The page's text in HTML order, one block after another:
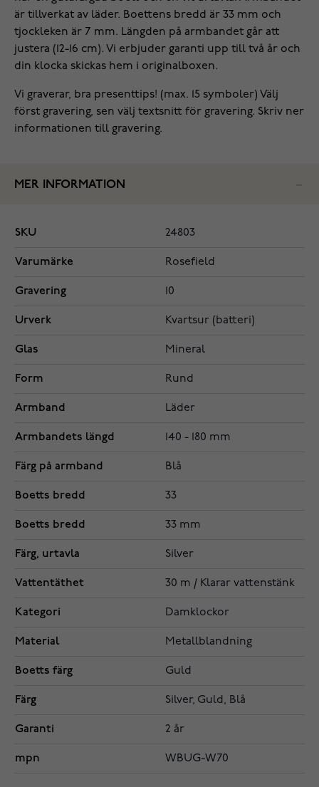
är tillverkat av läder. Boettens bredd är 33 mm och
tjockleken är 7 mm. Längden på armbandet går att
justera (12-16 cm). Vi erbjuder garanti upp till två år och
din klocka skickas hem i originalboxen.
Vi graverar, bra presenttips! (max. 15 symboler) Välj
först gravering, sen välj textsnitt för gravering. Skriv ner
informationen till gravering.
MER INFORMATION
SKU 24803
Varumärke Rosefield
Gravering 10
Urverk Kvartsur (batteri)
Glas Mineral
Form Rund
Armband Läder
Armbandets längd 140 - 180 mm
Färg på armband Blå
Boetts bredd 33
Boetts bredd 33 mm
Färg, urtavla Silver
Vattentäthet 30 m / Klarar vattenstänk
Kategori Damklockor
Material Metallblandning
Boetts färg Guld
Färg Silver, Guld, Blå
Garanti 2 år
mpn WBUG-W70